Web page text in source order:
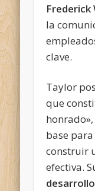
Frederick
la
clave.
Taylor
que
base
construir
efectiva.